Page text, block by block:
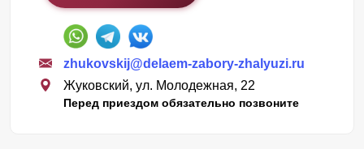
zhukovskij@delaem-zabory-zhalyuzi.ru
Жуковский, ул. Молодежная, 22
Перед приездом обязательно позвоните